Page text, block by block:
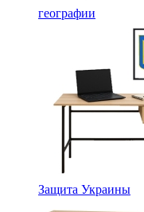
географии
Защита Украины